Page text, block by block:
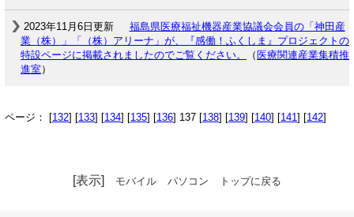
2023年11月6日更新
福島県医療福祉機器産業協議会会員の「神田産
業（株）」「（株）アリーナ」が、『感働！ふくしま』プロジェクトの
特設ページに掲載されましたのでご覧ください。
（ 医療関連産業集積推
進室 ）
ページ： [132] [133] [134] [135] [136] 137 [138] [139] [140] [141] [142]
[表示] モバイル パソコン トップに戻る